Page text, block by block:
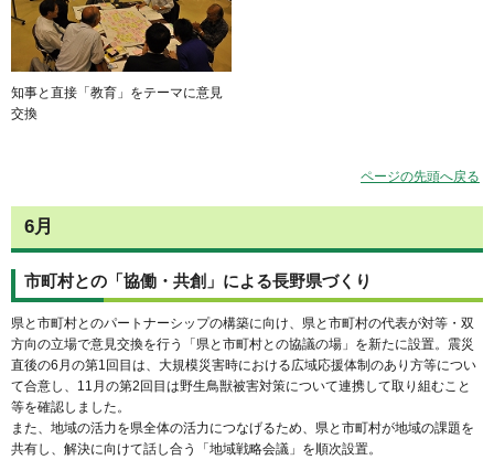
知事と直接「教育」をテーマに意見
交換
ページの先頭へ戻る
6月
市町村との「協働・共創」による長野県づくり
県と市町村とのパートナーシップの構築に向け、県と市町村の代表が対等・双
方向の立場で意見交換を行う「県と市町村との協議の場」を新たに設置。震災
直後の6月の第1回目は、大規模災害時における広域応援体制のあり方等につい
て合意し、11月の第2回目は野生鳥獣被害対策について連携して取り組むこと
等を確認しました。
また、地域の活力を県全体の活力につなげるため、県と市町村が地域の課題を
共有し、解決に向けて話し合う「地域戦略会議」を順次設置。